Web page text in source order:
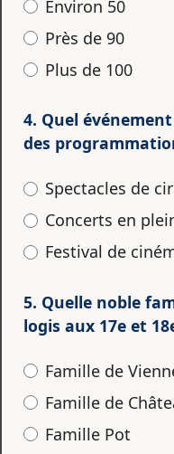
Environ 50
Près de 90
Plus de 100
4. Quel
des
Spectacles de
Concerts en
Festival de
5. Quelle noble
logis aux 17e et
Famille de
Famille de
Famille Pot